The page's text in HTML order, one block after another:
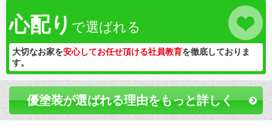
心配り で選ばれる
大切なお家を安心してお任せ頂ける社員教育を徹底しておりま
す。
優塗装が選ばれる理由をもっと詳しく